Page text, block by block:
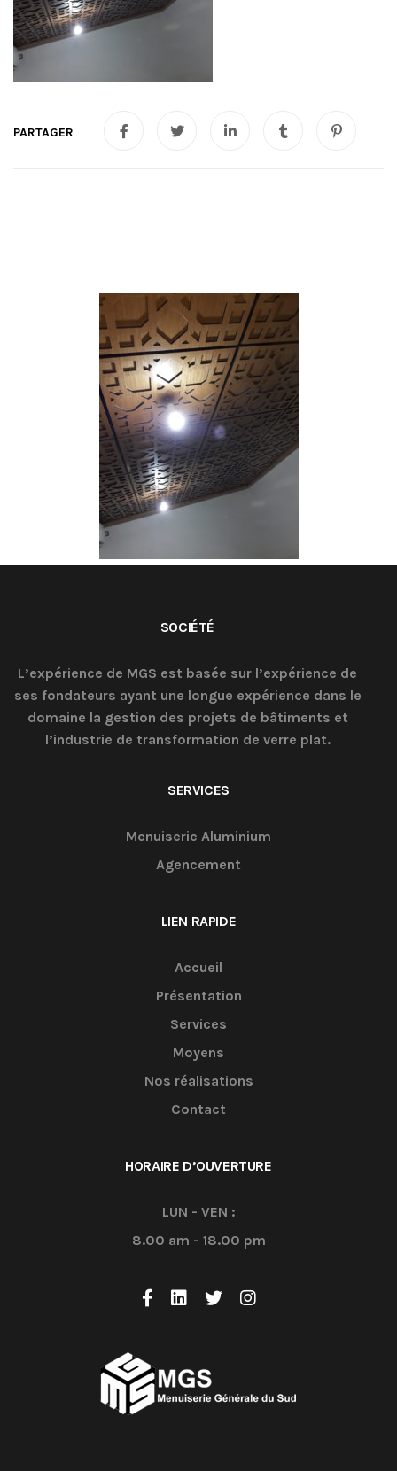
SOCIÉTÉ
L’expérience de MGS est basée sur l’expérience de
ses fondateurs ayant une longue expérience dans le
domaine la gestion des projets de bâtiments et
l’industrie de transformation de verre plat.
SERVICES
Menuiserie Aluminium
Agencement
LIEN RAPIDE
Accueil
Présentation
Services
Moyens
Nos réalisations
Contact
HORAIRE D’OUVERTURE
LUN - VEN :
8.00 am - 18.00 pm